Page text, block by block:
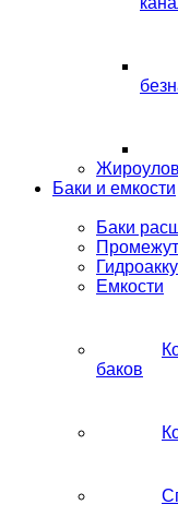
Баки и емкости
Баки
Емкости
баков